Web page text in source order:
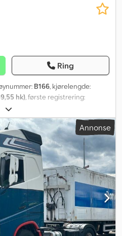
Ring
B166, kjørelengde:
hk), første registrering:
retarder, girtype:automatisk,
2017, Utstyr: har hatt en ulykke,
Annonse